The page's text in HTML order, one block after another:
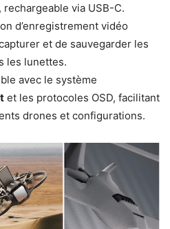
, rechargeable via USB-C.
d’enregistrement vidéo
et de sauvegarder les
les lunettes.
avec le système
et les protocoles OSD, facilitant
drones et configurations.